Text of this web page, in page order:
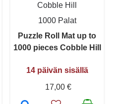
Cobble Hill
1000 Palat
Puzzle Roll Mat up to
1000 pieces Cobble Hill
14 päivän sisällä
17,00 €